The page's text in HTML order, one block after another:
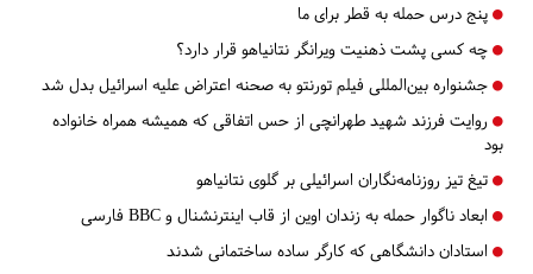
پنج درس‌ حمله به قطر برای ما
چه کسی پشت ذهنیت ویرانگر نتانیاهو قرار دارد؟
جشنواره بین‌المللی فیلم تورنتو به صحنه اعتراض علیه اسرائیل بدل شد
روایت فرزند شهید طهرانچی از حس اتفاقی که همیشه همراه خانواده
بود
تیغ تیز روزنامه‌نگاران اسرائیلی بر گلوی نتانیاهو
ابعاد ناگوار حمله به زندان اوین از قاب اینترنشنال و BBC فارسی
استادان دانشگاهی که کارگر ساده ساختمانی شدند